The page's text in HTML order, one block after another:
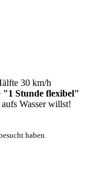
30 km/h
"1 Stunde flexibel"
Wasser willst!
haben.